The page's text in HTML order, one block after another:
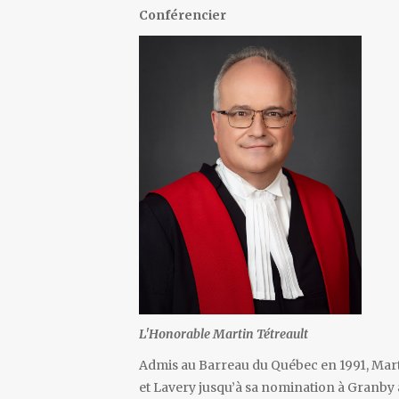
Conférencier
L'Honorable Martin Tétreault
Admis au Barreau du Québec en 1991,
et Lavery jusqu’à sa nomination à